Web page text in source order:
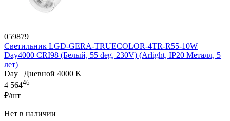
059879
Светильник LGD-GERA-TRUECOLOR-4TR-R55-10W
Day4000 CRI98 (Белый, 55 deg, 230V) (Arlight, IP20 Металл, 5
лет)
Day | Дневной 4000 K
4 56446
₽/шт
Нет в наличии